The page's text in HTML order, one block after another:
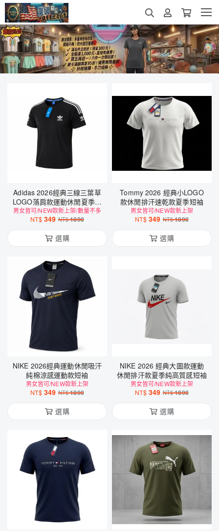
Adidas 2026經典三線三葉草
LOGO落肩款運動休閒夏季排
汗涼感短袖
男女皆可/NEW款新上架/數量不多
NT$ 349 NT$1890
選購
Tommy 2026 經典小LOGO
款休閒排汗速乾款夏季短袖
男女皆可/NEW款新上架
NT$ 349 NT$1890
選購
NIKE 2026經典運動休閒吸汗
純棉涼感運動款短袖
男女皆可/NEW款新上架
NT$ 349 NT$1890
選購
NIKE 2026 經典大圖款運動
休閒排汗款夏季純高質感短袖
男女皆可/NEW款新上架
NT$ 349 NT$1890
選購